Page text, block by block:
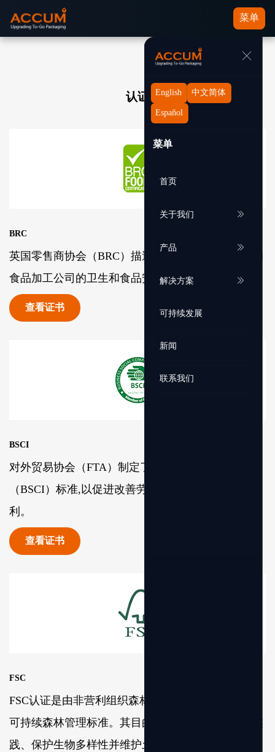
菜单
English 中文简体
Español
菜单
首页
关于我们
产品
解决方案
可持续发展
新闻
联系我们
认证
BRC
英国零售商协会（BRC）描述了直接向零售业供货的
食品加工公司的卫生和食品安全要求。
查看证书
BSCI
对外贸易协会（FTA）制定了商业社会合规倡议
（BSCI）标准,以促进改善劳动条件并保障工人的权
利。
查看证书
FSC
FSC认证是由非营利组织森林管理委员会制定的国际
可持续森林管理标准。其目的是促进负责任的林业实
践、保护生物多样性并维护土著人民的权利。